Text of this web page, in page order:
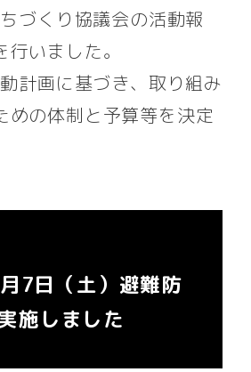
づくり協議会の活動報
いました。
計画に基づき、取り組み
めの体制と予算等を決定
7日（土）避難防
施しました